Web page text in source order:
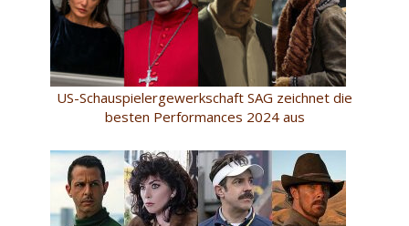
US-Schauspielergewerkschaft SAG zeichnet die
besten Performances 2024 aus